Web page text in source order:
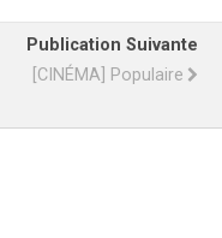
Publication Suivante
[CINÉMA] Populaire